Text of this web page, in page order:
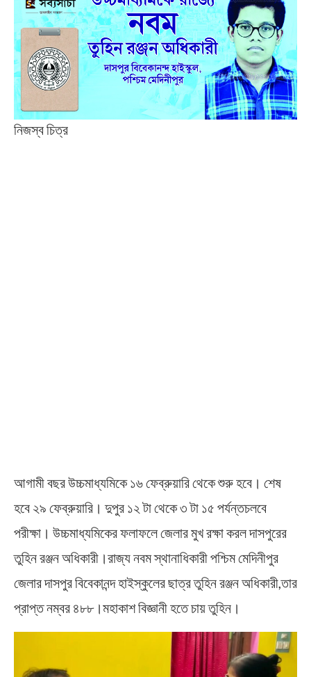
নিজস্ব চিত্র
আগামী বছর উচ্চমাধ্যমিকে ১৬ ফেব্রুয়ারি থেকে শুরু হবে। শেষ
হবে ২৯ ফেব্রুয়ারি। দুপুর ১২ টা থেকে ৩ টা ১৫ পর্যন্তচলবে
পরীক্ষা। উচ্চমাধ্যমিকের ফলাফলে জেলার মুখ রক্ষা করল দাসপুরের
তুহিন রঞ্জন অধিকারী।রাজ্য নবম স্থানাধিকারী পশ্চিম মেদিনীপুর
জেলার দাসপুর বিবেকানন্দ হাইস্কুলের ছাত্র তুহিন রঞ্জন অধিকারী,তার
প্রাপ্ত নম্বর ৪৮৮।মহাকাশ বিজ্ঞানী হতে চায় তুহিন।